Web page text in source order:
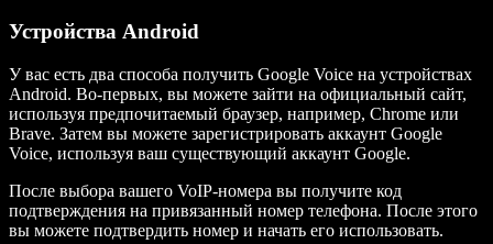
Устройства Android
У вас есть два способа получить Google Voice на устройствах
Android. Во-первых, вы можете зайти на официальный сайт,
используя предпочитаемый браузер, например, Chrome или
Brave. Затем вы можете зарегистрировать аккаунт Google
Voice, используя ваш существующий аккаунт Google.
После выбора вашего VoIP-номера вы получите код
подтверждения на привязанный номер телефона. После этого
вы можете подтвердить номер и начать его использовать.